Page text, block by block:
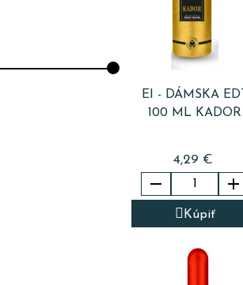
EI - DÁMSKA EDT
100 ML KADOR
4,29 €
 
Kúpiť